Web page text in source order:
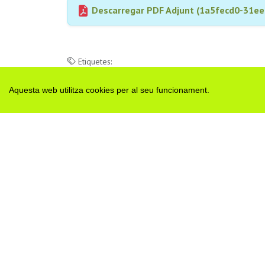
Aquesta web utilitza cookies per al seu funcionament.
Descarregar PDF Adjunt (1a5fecd0-
Etiquetes: